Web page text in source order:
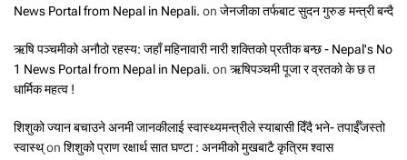
News Portal from Nepal in Nepali. on जेनजीका तर्फबाट सुदन गुरुङ मन्त्री बन्दै
ऋषि पञ्चमीको अनौठो रहस्य: जहाँ महिनावारी नारी शक्तिको प्रतीक बन्छ - Nepal's No
1 News Portal from Nepal in Nepali. on ऋषिपञ्चमी पूजा र व्रतको के छ त
धार्मिक महत्व !
शिशुको ज्यान बचाउने अनमी जानकीलाई स्वास्थ्यमन्त्रीले स्याबासी दिँदै भने- तपाईँजस्तो
स्वास्थ्on शिशुको प्राण रक्षार्थ सात घण्टा : अनमीको मुखबाटै कृत्रिम श्वास